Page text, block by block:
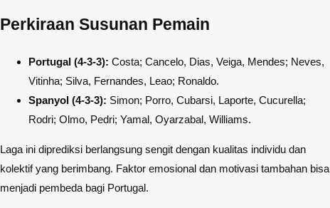
Perkiraan Susunan Pemain
Portugal (4-3-3): Costa; Cancelo, Dias, Veiga, Mendes; Neves,
Vitinha; Silva, Fernandes, Leao; Ronaldo.
Spanyol (4-3-3): Simon; Porro, Cubarsi, Laporte, Cucurella;
Rodri; Olmo, Pedri; Yamal, Oyarzabal, Williams.
Laga ini diprediksi berlangsung sengit dengan kualitas individu dan
kolektif yang berimbang. Faktor emosional dan motivasi tambahan bisa
menjadi pembeda bagi Portugal.